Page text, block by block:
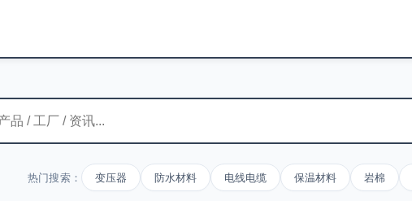
热门搜索： 变压器 防水材料 电线电缆 保温材料 岩棉